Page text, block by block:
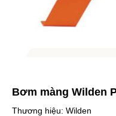
Bơm màng Wilden
Thương hiệu: Wilden